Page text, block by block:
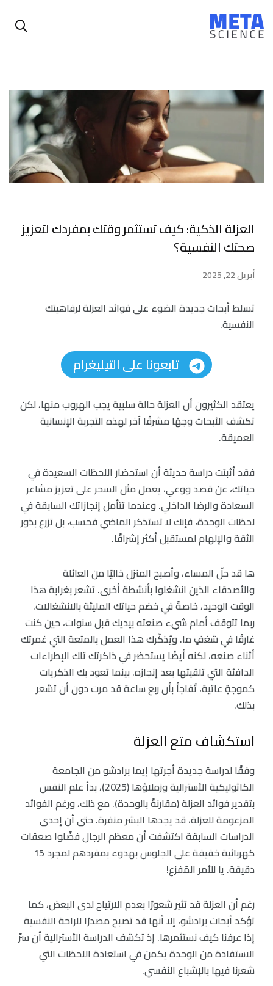
العزلة الذكية: كيف تستثمر وقتك بمفردك لتعزيز
صحتك النفسية؟
أبريل 22, 2025
تسلط أبحاث جديدة الضوء على فوائد العزلة لرفاهيتك
النفسية.
تابعونا على التيليغرام
يعتقد الكثيرون أن العزلة حالة سلبية يجب الهروب منها، لكن
تكشف الأبحاث وجهًا مشرقًا آخر لهذه التجربة الإنسانية
العميقة.
فقد أثبتت دراسة حديثة أن استحضار اللحظات السعيدة في
حياتك، عن قصد ووعي، يعمل مثل السحر على تعزيز مشاعر
السعادة والرضا الداخلي. وعندما تتأمل إنجازاتك السابقة في
لحظات الوحدة، فإنك لا تستذكر الماضي فحسب، بل تزرع بذور
الثقة والإلهام لمستقبل أكثر إشراقًا.
ها قد حلّ المساء، وأصبح المنزل خاليًا من العائلة
والأصدقاء الذين انشغلوا بأنشطة أخرى. تشعر بغرابة هذا
الوقت الوحيد، خاصةً في خضم حياتك المليئة بالانشغالات.
ربما تتوقف أمام شيء صنعته بيديك قبل سنوات، حين كنت
غارقًا في شغفٍ ما. ويُذكّرك هذا العمل بالمتعة التي غمرتك
أثناء صنعه، لكنه أيضًا يستحضر في ذاكرتك تلك الإطراءات
الدافئة التي تلقيتها بعد إنجازه. بينما تعود بك الذكريات
كموجةٍ عاتية، تُفاجأ بأن ربع ساعة قد مرت دون أن تشعر
بذلك.
استكشاف متع العزلة
وفقًا لدراسة جديدة أجرتها إيما برادشو من الجامعة
الكاثوليكية الأسترالية وزملاؤها (2025)، بدأ علم النفس
بتقدير فوائد العزلة (مقارنةً بالوحدة). مع ذلك، ورغم الفوائد
المزعومة للعزلة، قد يجدها البشر منفرة. حتى أن إحدى
الدراسات السابقة اكتشفت أن معظم الرجال فضّلوا صعقات
كهربائية خفيفة على الجلوس بهدوء بمفردهم لمجرد 15
دقيقة. يا للأمر المُفزع!
رغم أن العزلة قد تثير شعورًا بعدم الارتياح لدى البعض، كما
تؤكد أبحاث برادشو، إلا أنها قد تصبح مصدرًا للراحة النفسية
إذا عرفنا كيف نستثمرها. إذ تكشف الدراسة الأسترالية أن سرّ
الاستفادة من الوحدة يكمن في استعادة اللحظات التي
شعرنا فيها بالإشباع النفسي.